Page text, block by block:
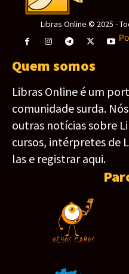
Libras Online © 2025 -
Quem somos
Libras Online é um
comunidade surda.
outras notícias sobre
cursos, intérpretes de
las e registrar aqui.